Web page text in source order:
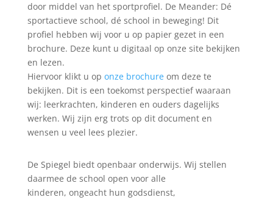
door middel van het sportprofiel. De Meander: Dé
sportactieve school, dé school in beweging! Dit
profiel hebben wij voor u op papier gezet in een
brochure. Deze kunt u digitaal op onze site bekijken
en lezen.
Hiervoor klikt u op onze brochureom deze te
bekijken. Dit is een toekomst perspectief waaraan
wij: leerkrachten, kinderen en ouders dagelijks
werken. Wij zijn erg trots op dit document en
wensen u veel lees plezier.
De Spiegel biedt openbaar onderwijs. Wij stellen
daarmee de school open voor alle
kinderen, ongeacht hun godsdienst,